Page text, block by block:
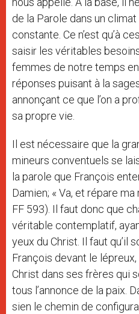
de la Parole dans un
constante. Ce n’est qu’à
saisir les véritables
femmes de notre temps
réponses puisant à la
annonçant ce que l’on a
sa propre vie.
Il est nécessaire que la
mineurs conventuels se
la parole que François
Damien; « Va, et répare ma
FF 593). Il faut donc que
véritable contemplatif,
yeux du Christ. Il faut qu’il
François devant le
Christ dans ses frères qui
tous l’annonce de la paix.
sien le chemin de